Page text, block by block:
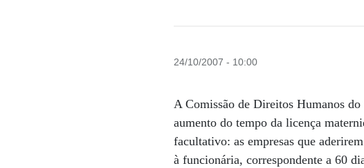
24/10/2007 - 10:00
A Comissão de Direitos Humanos
aumento do tempo da licença
facultativo: as empresas que
à funcionária, correspondente a 60